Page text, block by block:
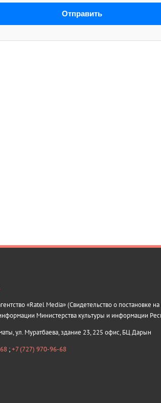
Отправить
«Ratel Media» (Свидетельство о постановке
Министерства культуры и информации
ул. Муратбаева, здание 23, 225 офис, БЦ Дарын
;+7 (727) 970-96-68